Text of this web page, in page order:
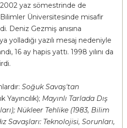
yaz sömestrinde de
Üniversitesinde misafir
Deniz Gezmiş anısına
yolladığı yazılı mesaj nedeniyle
16 ay hapis yattı. 1998 yılını da
Soğuk Savaş'tan
Yayıncılık); Mayınlı Tarlada Dış
Nükleer Tehlike (1983, Bilim
Savaşları: Teknolojisi, Sorunları,